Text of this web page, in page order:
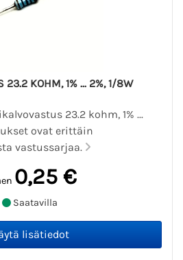
23.2 KOHM, 1% ... 2%, 1/8W
23.2 kohm, 1% ...
ovat erittäin
vastussarjaa.
0,25 €
Saatavilla